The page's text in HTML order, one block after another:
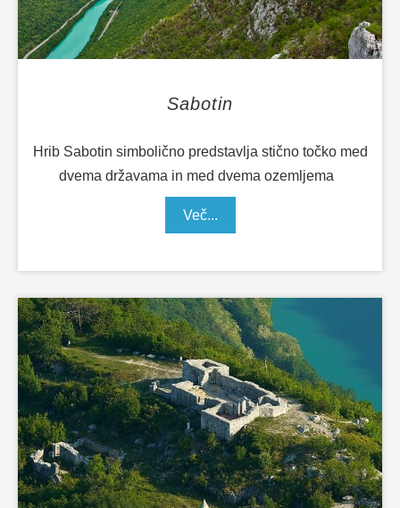
Sabotin
Hrib Sabotin simbolično predstavlja stično točko med
dvema državama in med dvema ozemljema
Več...